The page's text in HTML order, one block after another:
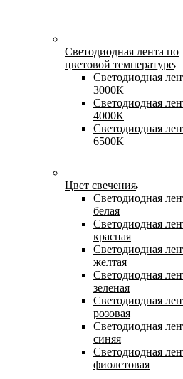
Светодиодная лента по
цветовой температуре
Светодиодная
3000К
Светодиодная
4000К
Светодиодная
6500К
Цвет свечения
Светодиодная
белая
Светодиодная
красная
Светодиодная
желтая
Светодиодная
зеленая
Светодиодная
розовая
Светодиодная
синяя
Светодиодная
фиолетовая